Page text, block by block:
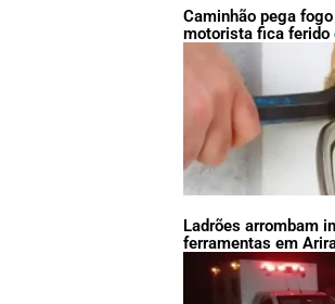
Caminhão pega
motorista fica ferido
Ladrões arrombam
ferramentas em